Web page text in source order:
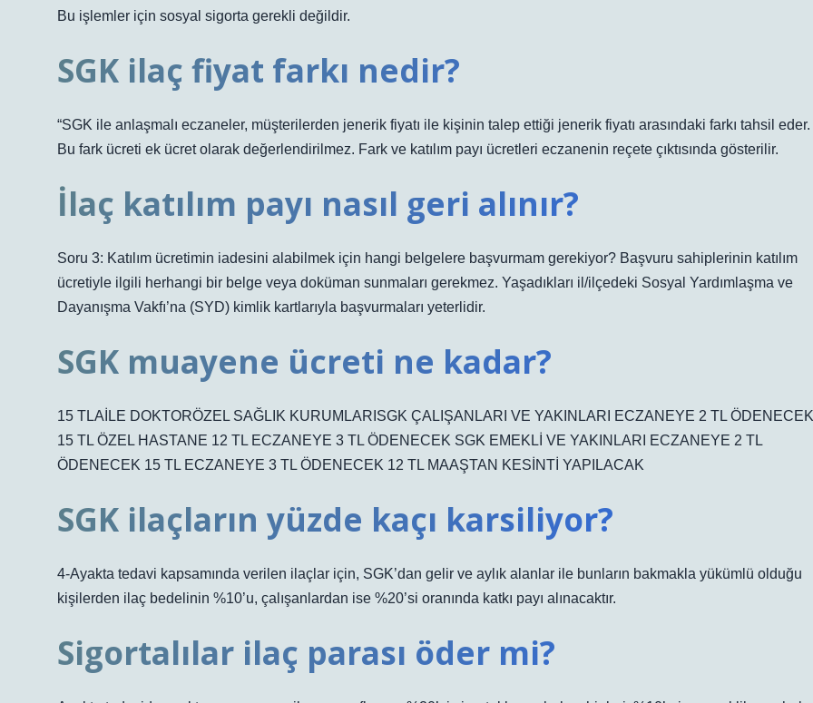
Bu işlemler için sosyal sigorta gerekli değildir.
SGK ilaç fiyat farkı nedir?
“SGK ile anlaşmalı eczaneler, müşterilerden jenerik fiyatı ile kişinin talep ettiği jenerik fiyatı arasındaki farkı tahsil eder.
Bu fark ücreti ek ücret olarak değerlendirilmez. Fark ve katılım payı ücretleri eczanenin reçete çıktısında gösterilir.
İlaç katılım payı nasıl geri alınır?
Soru 3: Katılım ücretimin iadesini alabilmek için hangi belgelere başvurmam gerekiyor? Başvuru sahiplerinin katılım
ücretiyle ilgili herhangi bir belge veya doküman sunmaları gerekmez. Yaşadıkları il/ilçedeki Sosyal Yardımlaşma ve
Dayanışma Vakfı’na (SYD) kimlik kartlarıyla başvurmaları yeterlidir.
SGK muayene ücreti ne kadar?
15 TLAİLE DOKTORÖZEL SAĞLIK KURUMLARISGK ÇALIŞANLARI VE YAKINLARI ECZANEYE 2 TL ÖDENECEK
15 TL ÖZEL HASTANE 12 TL ECZANEYE 3 TL ÖDENECEK SGK EMEKLİ VE YAKINLARI ECZANEYE 2 TL
ÖDENECEK 15 TL ECZANEYE 3 TL ÖDENECEK 12 TL MAAŞTAN KESİNTİ YAPILACAK
SGK ilaçların yüzde kaçı karsiliyor?
4-Ayakta tedavi kapsamında verilen ilaçlar için, SGK’dan gelir ve aylık alanlar ile bunların bakmakla yükümlü olduğu
kişilerden ilaç bedelinin %10’u, çalışanlardan ise %20’si oranında katkı payı alınacaktır.
Sigortalılar ilaç parası öder mi?